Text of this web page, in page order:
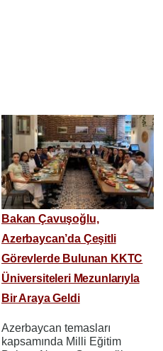
Bakan Çavuşoğlu,
Azerbaycan’da Çeşitli
Görevlerde Bulunan KKTC
Üniversiteleri Mezunlarıyla
Bir Araya Geldi
Azerbaycan temasları
kapsamında Milli Eğitim